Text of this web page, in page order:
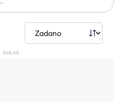
OGLAS